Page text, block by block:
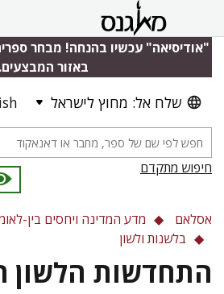
"אודיסיאה" עכשיו בהנחה! מבחר
באזור המבצעים.
שלח אל: מחוץ לישראל
חיפוש מתקדם
אסלאם מדע המדינה ויחסים בין-
בלשנות ולשון
התחדשות הלשון